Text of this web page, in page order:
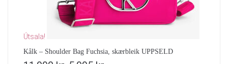
Útsala!
Kålk – Shoulder Bag Fuchsia, skærbleik UPPSELD